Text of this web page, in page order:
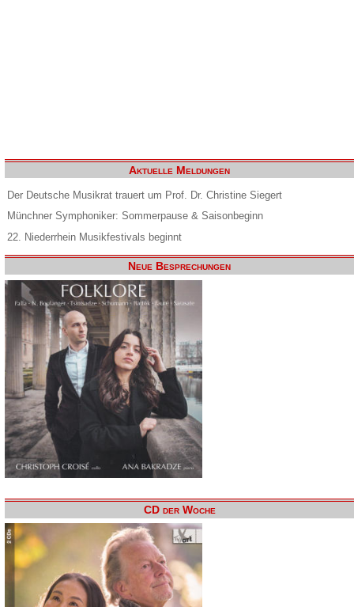
Aktuelle Meldungen
Der Deutsche Musikrat trauert um Prof. Dr. Christine Siegert
Münchner Symphoniker: Sommerpause & Saisonbeginn
22. Niederrhein Musikfestivals beginnt
Neue Besprechungen
CD der Woche